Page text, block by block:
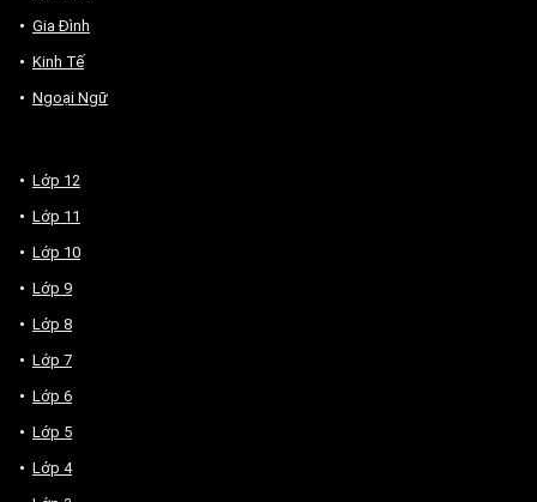
Gia Đình
Kinh Tế
Ngoại Ngữ
Lớp 12
Lớp 11
Lớp 10
Lớp 9
Lớp 8
Lớp 7
Lớp 6
Lớp 5
Lớp 4